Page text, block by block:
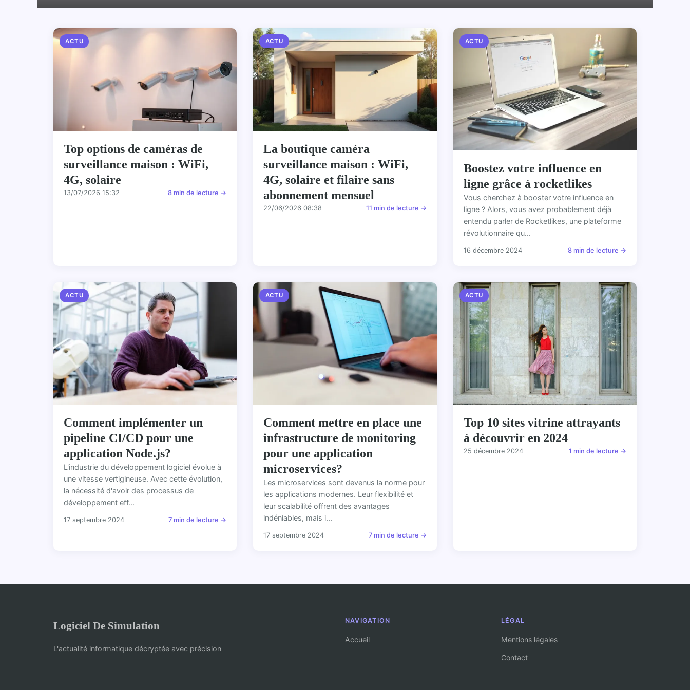
ACTU
Top options de caméras de
surveillance maison : WiFi,
4G, solaire
13/07/2026 15:32 8 min de lecture →
ACTU
La boutique caméra
surveillance maison : WiFi,
4G, solaire et filaire sans
abonnement mensuel
22/06/2026 08:38 11 min de lecture →
ACTU
Boostez votre influence en
ligne grâce à rocketlikes
Vous cherchez à booster votre influence en
ligne ? Alors, vous avez probablement déjà
entendu parler de Rocketlikes, une plateforme
révolutionnaire qu...
16 décembre 2024 8 min de lecture →
ACTU
Comment implémenter un
pipeline CI/CD pour une
application Node.js?
L'industrie du développement logiciel évolue à
une vitesse vertigineuse. Avec cette évolution,
la nécessité d'avoir des processus de
développement eff...
17 septembre 2024 7 min de lecture →
ACTU
Comment mettre en place une
infrastructure de monitoring
pour une application
microservices?
Les microservices sont devenus la norme pour
les applications modernes. Leur flexibilité et
leur scalabilité offrent des avantages
indéniables, mais i...
17 septembre 2024 7 min de lecture →
ACTU
Top 10 sites vitrine attrayants
à découvrir en 2024
25 décembre 2024 1 min de lecture →
Logiciel De Simulation
L'actualité informatique décryptée avec précision
NAVIGATION
Accueil
LÉGAL
Mentions légales
Contact